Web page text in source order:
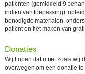
patiënten (gemiddeld 9
indien van toepassing).
benodigde materialen,
patiënt en het maken van
Donaties
Wij hopen dat u net zoals wij
overwegen om een donatie